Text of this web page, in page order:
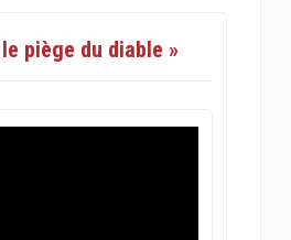
piège du diable »